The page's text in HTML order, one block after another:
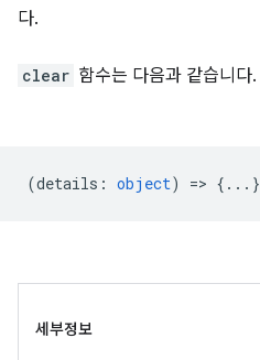
다.
clear 함수는 다음과 같습니다.
(details : object) => {...}
세부정보